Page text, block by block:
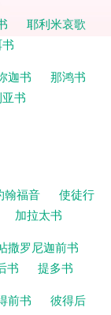
耶利米哀歌
迦书
那鸿书
书
翰福音
使徒行
加拉太书
撒罗尼迦前书
书
提多书
前书
彼得后